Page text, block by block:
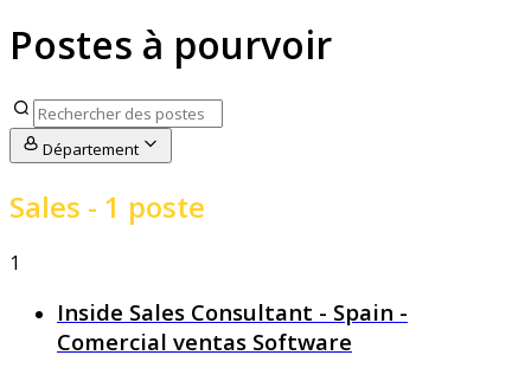
Postes à pourvoir
Département
Sales - 1 poste
1
Inside Sales Consultant - Spain -
Comercial ventas Software